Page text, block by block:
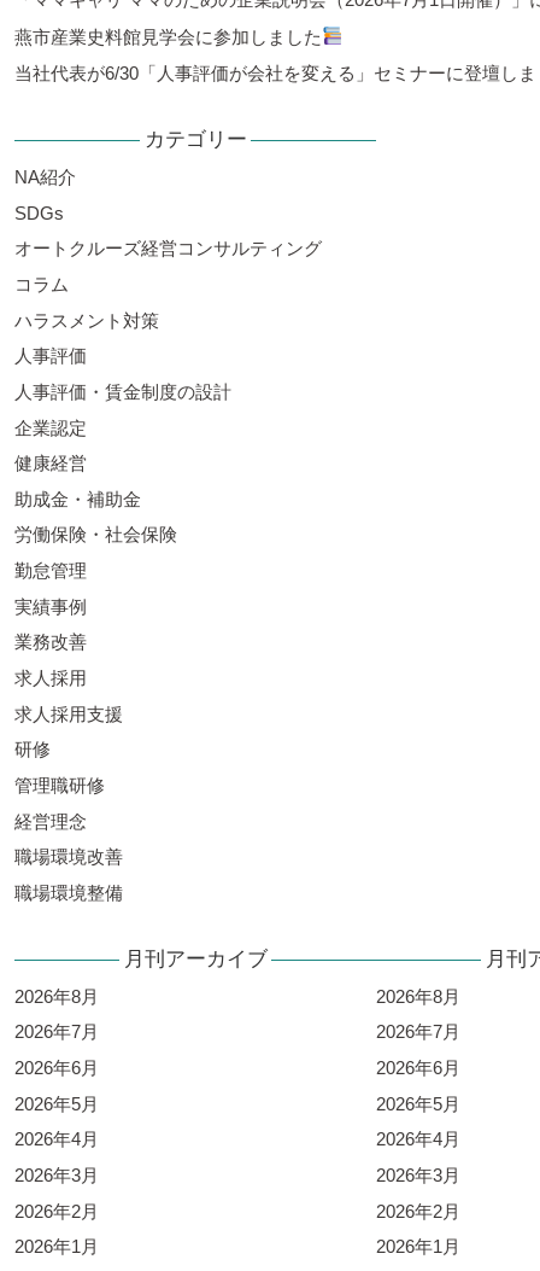
燕市産業史料館見学会に参加しました
当社代表が6/30「人事評価が会社を変える」セミナーに登壇し
カテゴリー
NA紹介
SDGs
オートクルーズ経営コンサルティング
コラム
ハラスメント対策
人事評価
人事評価・賃金制度の設計
企業認定
健康経営
助成金・補助金
労働保険・社会保険
勤怠管理
実績事例
業務改善
求人採用
求人採用支援
研修
管理職研修
経営理念
職場環境改善
職場環境整備
月刊アーカイブ
2026年8月
2026年7月
2026年6月
2026年5月
2026年4月
2026年3月
2026年2月
2026年1月
月刊
2026年8月
2026年7月
2026年6月
2026年5月
2026年4月
2026年3月
2026年2月
2026年1月